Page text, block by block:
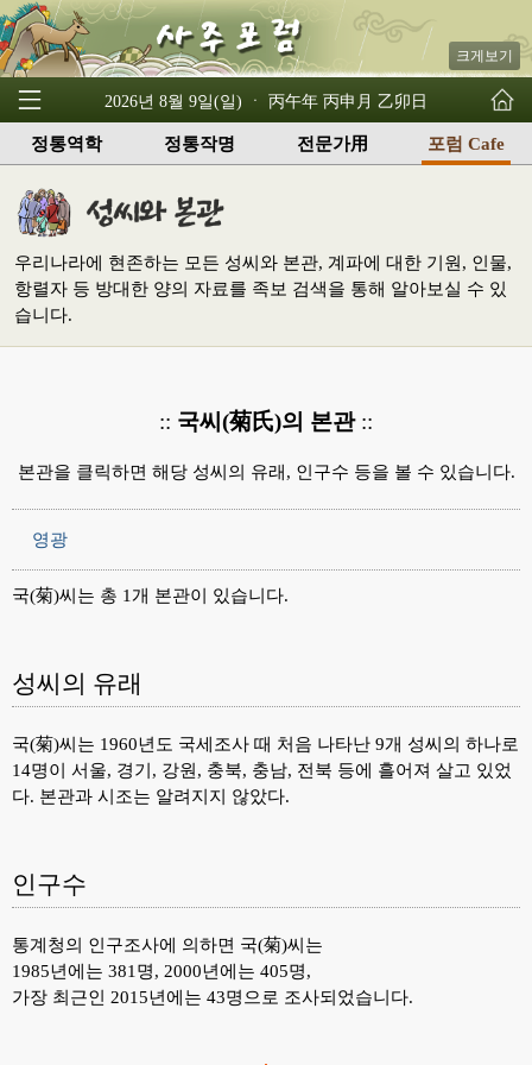
크게보기
2026년 8월 9일(일) ㆍ 丙午年 丙申月 乙卯日
정통역학 정통작명 전문가用 포럼 Cafe
우리나라에 현존하는 모든 성씨와 본관, 계파에 대한 기원, 인물,
항렬자 등 방대한 양의 자료를 족보 검색을 통해 알아보실 수 있
습니다.
:: 국씨(菊氏)의 본관::
본관을 클릭하면 해당 성씨의 유래, 인구수 등을 볼 수 있습니다.
영광
국(菊)씨는 총 1개 본관이 있습니다.
성씨의 유래
국(菊)씨는 1960년도 국세조사 때 처음 나타난 9개 성씨의 하나로
14명이 서울, 경기, 강원, 충북, 충남, 전북 등에 흘어져 살고 있었
다. 본관과 시조는 알려지지 않았다.
인구수
통계청의 인구조사에 의하면 국(菊)씨는
1985년에는 381명, 2000년에는 405명,
가장 최근인 2015년에는 43명으로 조사되었습니다.